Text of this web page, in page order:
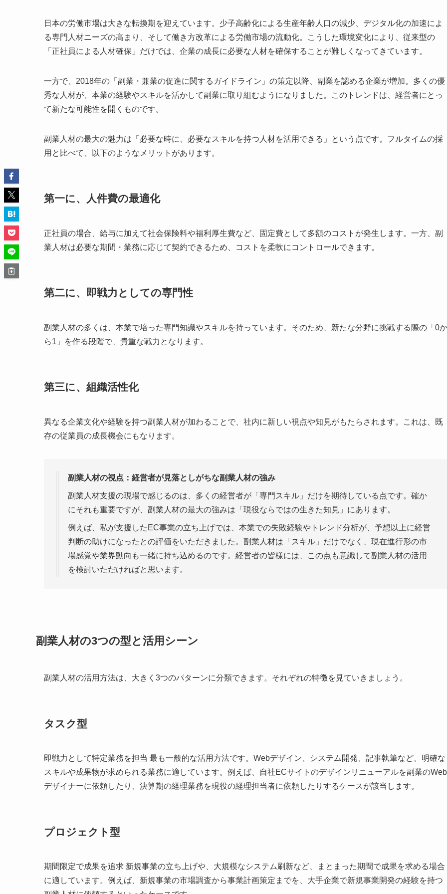
日本の労働市場は大きな転換期を迎えています。少子高齢化による生産年齢人口の減少、デジタル化の加速によ
る専門人材ニーズの高まり、そして働き方改革による労働市場の流動化。こうした環境変化により、従来型の
「正社員による人材確保」だけでは、企業の成長に必要な人材を確保することが難しくなってきています。
一方で、2018年の「副業・兼業の促進に関するガイドライン」の策定以降、副業を認める企業が増加。多くの優
秀な人材が、本業の経験やスキルを活かして副業に取り組むようになりました。このトレンドは、経営者にとっ
て新たな可能性を開くものです。
副業人材の最大の魅力は「必要な時に、必要なスキルを持つ人材を活用できる」という点です。フルタイムの採
用と比べて、以下のようなメリットがあります。
第一に、人件費の最適化
正社員の場合、給与に加えて社会保険料や福利厚生費など、固定費として多額のコストが発生します。一方、副
業人材は必要な期間・業務に応じて契約できるため、コストを柔軟にコントロールできます。
第二に、即戦力としての専門性
副業人材の多くは、本業で培った専門知識やスキルを持っています。そのため、新たな分野に挑戦する際の「0か
ら1」を作る段階で、貴重な戦力となります。
第三に、組織活性化
異なる企業文化や経験を持つ副業人材が加わることで、社内に新しい視点や知見がもたらされます。これは、既
存の従業員の成長機会にもなります。
副業人材の視点：経営者が見落としがちな副業人材の強み
副業人材支援の現場で感じるのは、多くの経営者が「専門スキル」だけを期待している点です。確か
にそれも重要ですが、副業人材の最大の強みは「現役ならではの生きた知見」にあります。
例えば、私が支援したEC事業の立ち上げでは、本業での失敗経験やトレンド分析が、予想以上に経営
判断の助けになったとの評価をいただきました。副業人材は「スキル」だけでなく、現在進行形の市
場感覚や業界動向も一緒に持ち込めるのです。経営者の皆様には、この点も意識して副業人材の活用
を検討いただければと思います。
副業人材の3つの型と活用シーン
副業人材の活用方法は、大きく3つのパターンに分類できます。それぞれの特徴を見ていきましょう。
タスク型
即戦力として特定業務を担当 最も一般的な活用方法です。Webデザイン、システム開発、記事執筆など、明確な
スキルや成果物が求められる業務に適しています。例えば、自社ECサイトのデザインリニューアルを副業のWeb
デザイナーに依頼したり、決算期の経理業務を現役の経理担当者に依頼したりするケースが該当します。
プロジェクト型
期間限定で成果を追求 新規事業の立ち上げや、大規模なシステム刷新など、まとまった期間で成果を求める場合
に適しています。例えば、新規事業の市場調査から事業計画策定までを、大手企業で新規事業開発の経験を持つ